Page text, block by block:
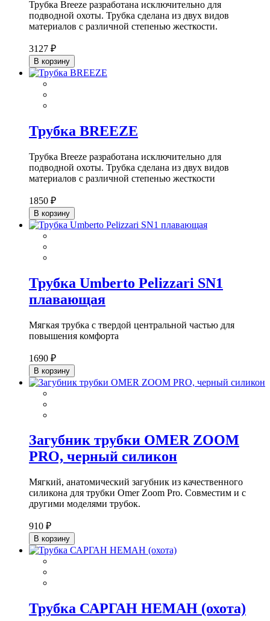
Трубка Breeze разработана исключительно для
подводной охоты. Трубка сделана из двух видов
материалов с различной степенью жесткости.
3127 ₽
В корзину
Трубка BREEZE
Трубка Breeze разработана исключительно для
подводной охоты. Трубка сделана из двух видов
материалов с различной степенью жесткости
1850 ₽
В корзину
Трубка Umberto Pelizzari SN1
плавающая
Мягкая трубка с твердой центральной частью для
повышения комфорта
1690 ₽
В корзину
Загубник трубки OMER ZOOM
PRO, черный силикон
Мягкий, анатомический загубник из качественного
силикона для трубки Omer Zoom Pro. Совместим и с
другими моделями трубок.
910 ₽
В корзину
Трубка САРГАН НЕМАН (охота)